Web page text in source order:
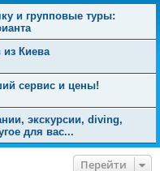
и групповые туры:
Киева
сервис и цены!
экскурсии, diving,
для вас...
Перейти